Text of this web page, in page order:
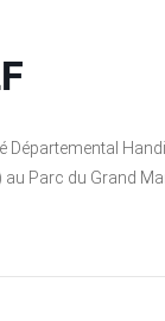
Départemental
Parc du Grand